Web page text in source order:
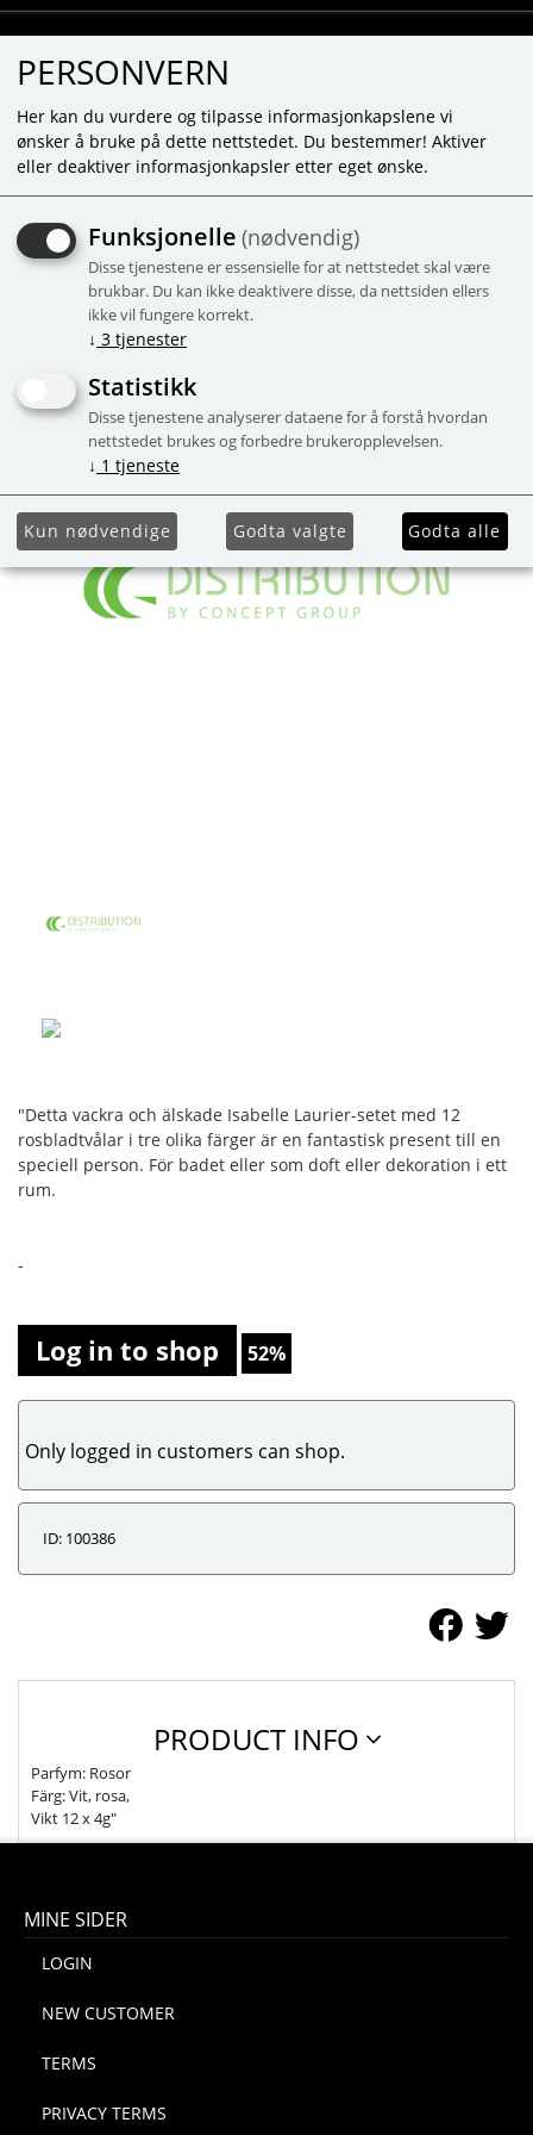
12 TVÅLAR- KRONBLAD AV
ROSOR "DELUXE BOX"
12 x 4G - Persika, Rosa, Vit
"Detta vackra och älskade Isabelle Laurier-setet med 12
rosbladtvålar i tre olika färger är en fantastisk present till en
speciell person. För badet eller som doft eller dekoration i ett
rum.
-
Log in to shop 52%
Only logged in customers can shop.
ID: 100386
PRODUCT INFO
Parfym: Rosor
Färg: Vit, rosa,
Vikt 12 x 4g"
MINE SIDER
LOGIN
NEW CUSTOMER
TERMS
PRIVACY TERMS
PERSONVERN
Her kan du vurdere og tilpasse informasjonkapslene vi
ønsker å bruke på dette nettstedet. Du bestemmer! Aktiver
eller deaktiver informasjonkapsler etter eget ønske.
Funksjonelle (nødvendig)
Disse tjenestene er essensielle for at nettstedet skal være
brukbar. Du kan ikke deaktivere disse, da nettsiden ellers
ikke vil fungere korrekt.
↓ 3 tjenester
Statistikk
Disse tjenestene analyserer dataene for å forstå hvordan
nettstedet brukes og forbedre brukeropplevelsen.
↓ 1 tjeneste
Kun nødvendige Godta valgte Godta alle